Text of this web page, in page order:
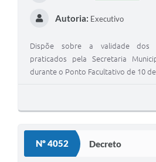
Autoria: Executivo
Dispõe sobre a validade dos
praticados pela Secretaria
durante o Ponto Facultativo de 10 de
Nº 4052 Decreto